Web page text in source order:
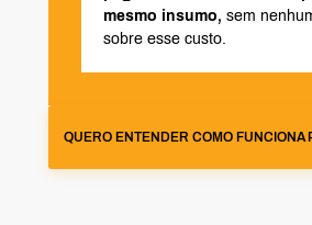
mesmo insumo, sem
sobre esse custo.
QUERO ENTENDER COMO FUNCIONA